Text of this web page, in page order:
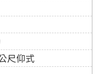
尺仰式